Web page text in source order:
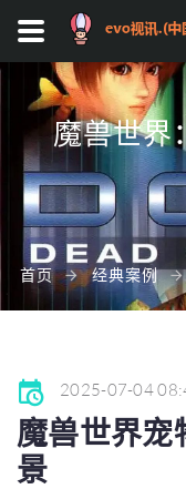
魔兽世界
首页 经典案例
2025-07-04
魔兽世界宠
景